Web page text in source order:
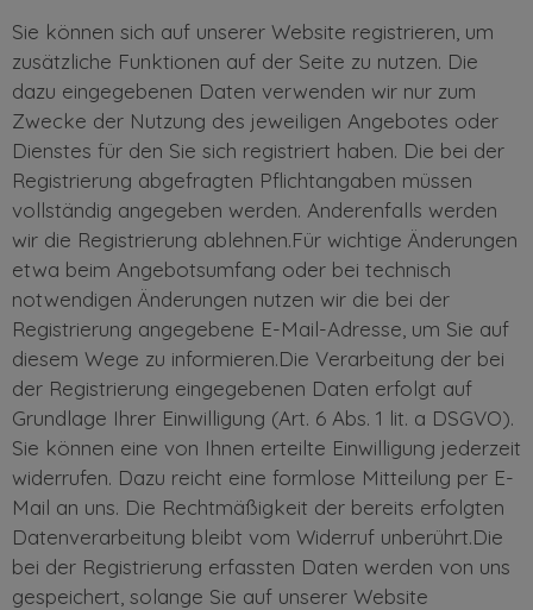
Sie können sich auf unserer Website registrieren, um
zusätzliche Funktionen auf der Seite zu nutzen. Die
dazu eingegebenen Daten verwenden wir nur zum
Zwecke der Nutzung des jeweiligen Angebotes oder
Dienstes für den Sie sich registriert haben. Die bei der
Registrierung abgefragten Pflichtangaben müssen
vollständig angegeben werden. Anderenfalls werden
wir die Registrierung ablehnen.Für wichtige Änderungen
etwa beim Angebotsumfang oder bei technisch
notwendigen Änderungen nutzen wir die bei der
Registrierung angegebene E-Mail-Adresse, um Sie auf
diesem Wege zu informieren.Die Verarbeitung der bei
der Registrierung eingegebenen Daten erfolgt auf
Grundlage Ihrer Einwilligung (Art. 6 Abs. 1 lit. a DSGVO).
Sie können eine von Ihnen erteilte Einwilligung jederzeit
widerrufen. Dazu reicht eine formlose Mitteilung per E-
Mail an uns. Die Rechtmäßigkeit der bereits erfolgten
Datenverarbeitung bleibt vom Widerruf unberührt.Die
bei der Registrierung erfassten Daten werden von uns
gespeichert, solange Sie auf unserer Website